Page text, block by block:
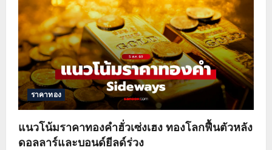
ราคาทอง
แนวโน้มราคาทองคำฮั่วเซ่งเฮง ทองโลกฟื้นตัวหลัง
ดอลลาร์และบอนด์ยีลด์ร่วง